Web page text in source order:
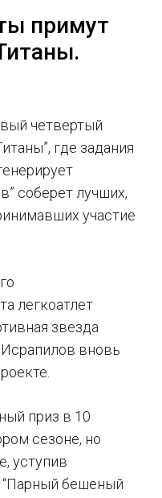
примут
четвертый
где задания
соберет лучших,
участие
легкоатлет
звезда
вновь
приз в 10
сезоне, но
уступив
бешеный